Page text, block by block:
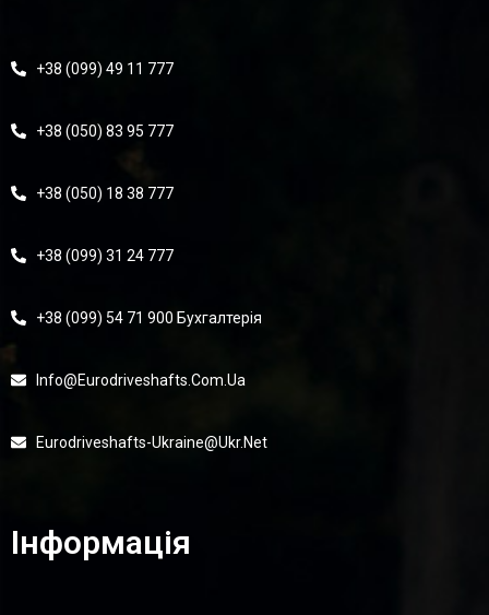
+38 (099) 49 11 777
+38 (050) 83 95 777
+38 (050) 18 38 777
+38 (099) 31 24 777
+38 (099) 54 71 900 Бухгалтерія
Info@eurodriveshafts.com.ua
Eurodriveshafts-Ukraine@ukr.net
Інформація